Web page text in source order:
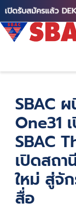
เปิดรับสมัครแล้ว
SBAC
One31
SBAC
เปิดสถ
ใหม่ สู่จั
สื่อ